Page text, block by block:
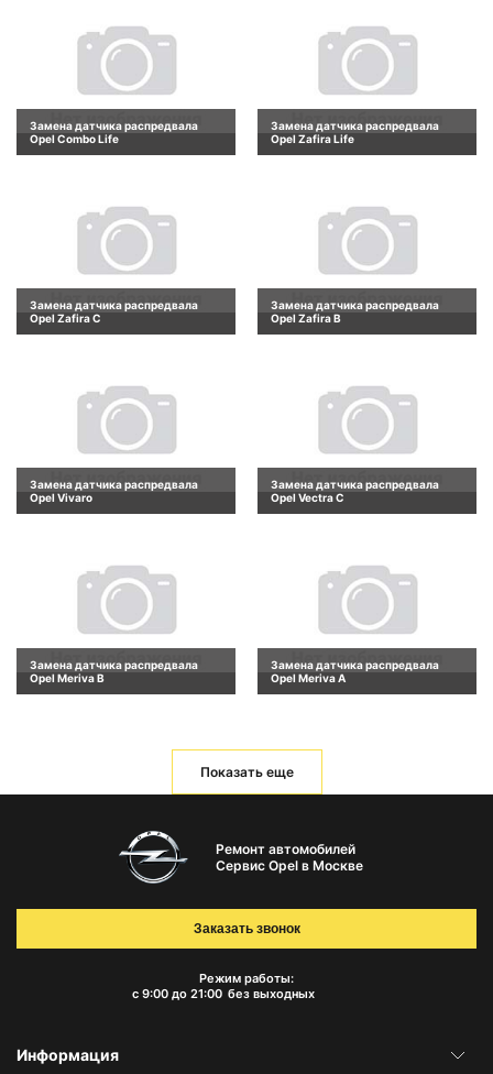
Замена датчика распредвала
Opel Combo Life
Замена датчика распредвала
Opel Zafira Life
Замена датчика распредвала
Opel Zafira C
Замена датчика распредвала
Opel Zafira B
Замена датчика распредвала
Opel Vivaro
Замена датчика распредвала
Opel Vectra C
Замена датчика распредвала
Opel Meriva B
Замена датчика распредвала
Opel Meriva A
Показать еще
Ремонт автомобилей
Сервис Opel в Москве
Режим работы:
с 9:00 до 21:00 без выходных
Заказать звонок
Информация